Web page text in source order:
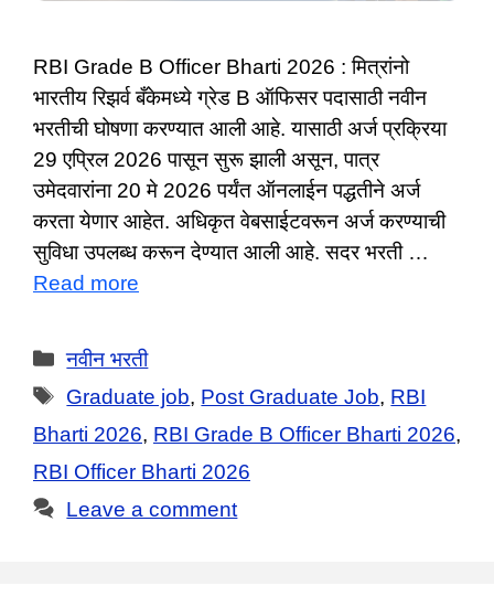
RBI Grade B Officer Bharti 2026 : मित्रांनो
भारतीय रिझर्व बँकेमध्ये ग्रेड B ऑफिसर पदासाठी नवीन
भरतीची घोषणा करण्यात आली आहे. यासाठी अर्ज प्रक्रिया
29 एप्रिल 2026 पासून सुरू झाली असून, पात्र
उमेदवारांना 20 मे 2026 पर्यंत ऑनलाईन पद्धतीने अर्ज
करता येणार आहेत. अधिकृत वेबसाईटवरून अर्ज करण्याची
सुविधा उपलब्ध करून देण्यात आली आहे. सदर भरती …
Read more
Categories
नवीन भरती
Tags
Graduate job, Post Graduate Job, RBI
Bharti 2026, RBI Grade B Officer Bharti 2026,
RBI Officer Bharti 2026
Leave a comment